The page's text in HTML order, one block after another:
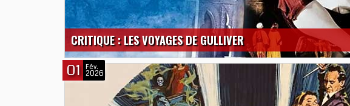
CRITIQUE : LES VOYAGES DE GULLIVER
01 Fév.
2026